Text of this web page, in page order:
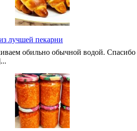
лучшей пекарни
обильно обычной водой. Спасибо